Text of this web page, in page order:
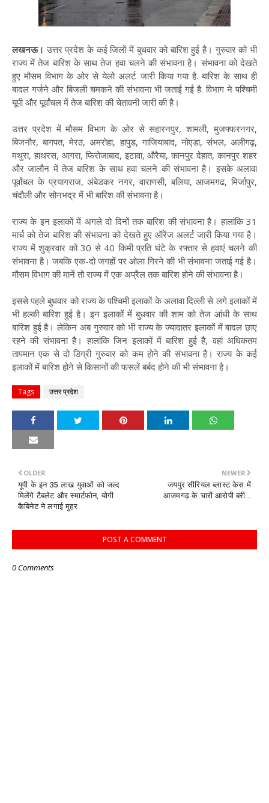
लखनऊ। उत्तर प्रदेश के कई जिलों में बुधवार को बारिश हुई है। गुरुवार को भी
राज्य में तेज बारिश के साथ तेज हवा चलने की संभावना है। संभावना को देखते
हुए मौसम विभाग के ओर से येलो अलर्ट जारी किया गया है. बारिश के साथ ही
बादल गर्जने और बिजली चमकने की संभावना भी जताई गई है. विभाग ने पश्चिमी
यूपी और पूर्वांचल में तेज बारिश की चेतावनी जारी की है।
उत्तर प्रदेश में मौसम विभाग के ओर से सहारनपुर, शामली, मुजफ्फरनगर,
बिजनौर, बागपत, मेरठ, अमरोहा, हापुड, गाजियाबाद, नोएडा, संभल, अलीगढ़,
मथुरा, हाथरस, आगरा, फिरोजाबाद, इटावा, औरैया, कानपुर देहात, कानपुर शहर
और जालौन में तेज बारिश के साथ हवा चलने की संभावना है। इसके अलावा
पूर्वांचल के प्रयागराज, अंबेडकर नगर, वाराणसी, बलिया, आजमगढ, मिर्जापुर,
चंदौली और सोनभद्र में भी बारिश की संभावना है।
राज्य के इन इलाकों में अगले दो दिनों तक बारिश की संभावना है। हालांकि 31
मार्च को तेज बारिश की संभावना को देखते हुए ऑरेंज अलर्ट जारी किया गया है।
राज्य में शुक्रवार को 30 से 40 किमी प्रति घंटे के रफ्तार से हवाएं चलने की
संभावना है। जबकि एक-दो जगहों पर ओला गिरने की भी संभावना जताई गई है।
मौसम विभाग की मानें तो राज्य में एक अप्रैल तक बारिश होने की संभावना है।
इससे पहले बुधवार को राज्य के पश्चिमी इलाकों के अलावा दिल्ली से लगे इलाकों में
भी हल्की बारिश हुई है। इन इलाकों में बुधवार की शाम को तेज आंधी के साथ
बारिश हुई है। लेकिन अब गुरुवार को भी राज्य के ज्यादातर इलाकों में बादल छाए
रहने की संभावना है। हालांकि जिन इलाकों में बारिश हुई है, वहां अधिकतम
तापमान एक से दो डिग्री गुरुवार को कम होने की संभावना है। राज्य के कई
इलाकों में बारिश होने से किसानों की फसलें बर्बद होने की भी संभावना है।
Tags उत्तर प्रदेश
NEWER
जयपुर सीरियल ब्लास्ट केस में
आजमगढ़ के चारों आरोपी बरी...
OLDER
यूपी के इन 35 लाख युवाओं को जल्द
मिलेंगे टैबलेट और स्मार्टफोन, योगी
कैबिनेट ने लगाई मुहर
POST A COMMENT
0 Comments